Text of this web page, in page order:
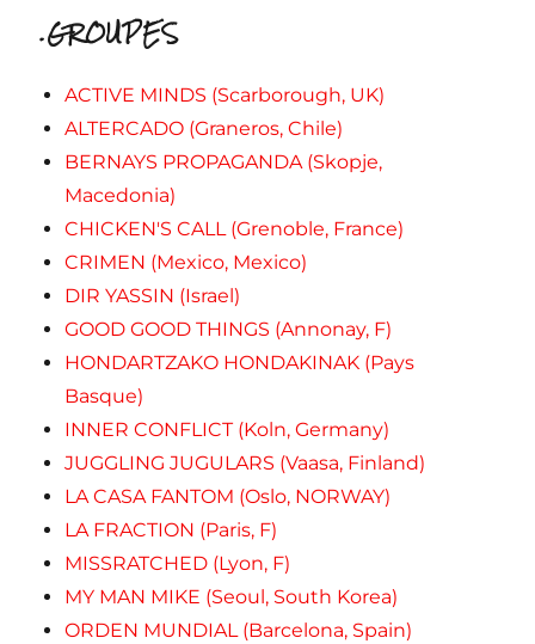
.GROUPES
ACTIVE MINDS (Scarborough, UK)
ALTERCADO (Graneros, Chile)
BERNAYS PROPAGANDA (Skopje,
Macedonia)
CHICKEN'S CALL (Grenoble, France)
CRIMEN (Mexico, Mexico)
DIR YASSIN (Israel)
GOOD GOOD THINGS (Annonay, F)
HONDARTZAKO HONDAKINAK (Pays
Basque)
INNER CONFLICT (Koln, Germany)
JUGGLING JUGULARS (Vaasa, Finland)
LA CASA FANTOM (Oslo, NORWAY)
LA FRACTION (Paris, F)
MISSRATCHED (Lyon, F)
MY MAN MIKE (Seoul, South Korea)
ORDEN MUNDIAL (Barcelona, Spain)